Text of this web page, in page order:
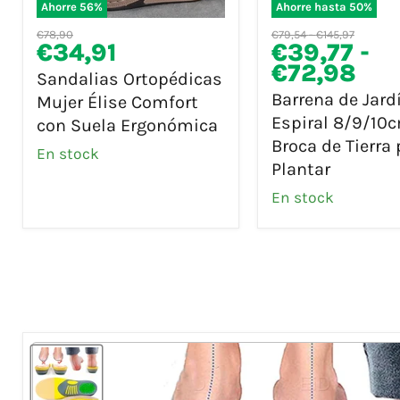
Ahorre 56%
Sandalias
Ortopédicas
Mujer
Élise
Comfort
con
Suela
Precio
original
€78,90
Precio
actual
€34,91
Sandalias Ortopédicas
Mujer Élise Comfort
con Suela Ergonómica
En stock
Ahorre hasta 50%
Barrena
de
Jardín
Espiral
8/9/10cm
|
Broca
de
Tierra
Precio
original
€79,54-Precio
original
€145,97
€39,77 -
€72,98
Barrena de
Espiral 8/9/
Broca de Tierra
Plantar
En stock